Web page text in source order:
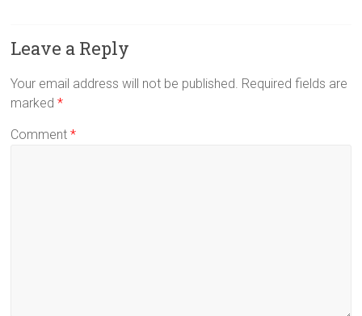
Leave a Reply
Your email address will not be published. Required fields are
marked*
Comment*